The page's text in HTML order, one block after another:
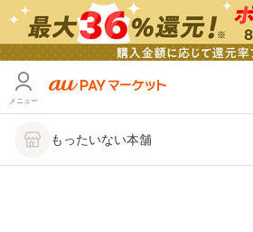
メニュー
もったいない本舗